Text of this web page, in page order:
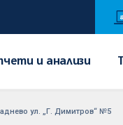
и анализи
ул. „Г. Димитров“ №5